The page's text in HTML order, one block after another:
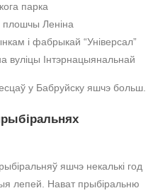
парка
плошчы Леніна
і фабрыкай “Універсал”
вуліцы Інтэрнацыянальнай
у Бабруйску яшчэ больш.
яшчэ некалькі год
лепей. Нават прыбіральню